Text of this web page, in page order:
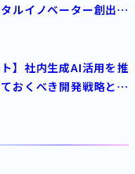
ルイノベーター創出プ
】社内生成AI活用を推
おくべき開発戦略と文